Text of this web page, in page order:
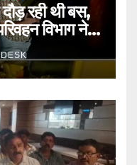
रही थी बस,
विभाग ने